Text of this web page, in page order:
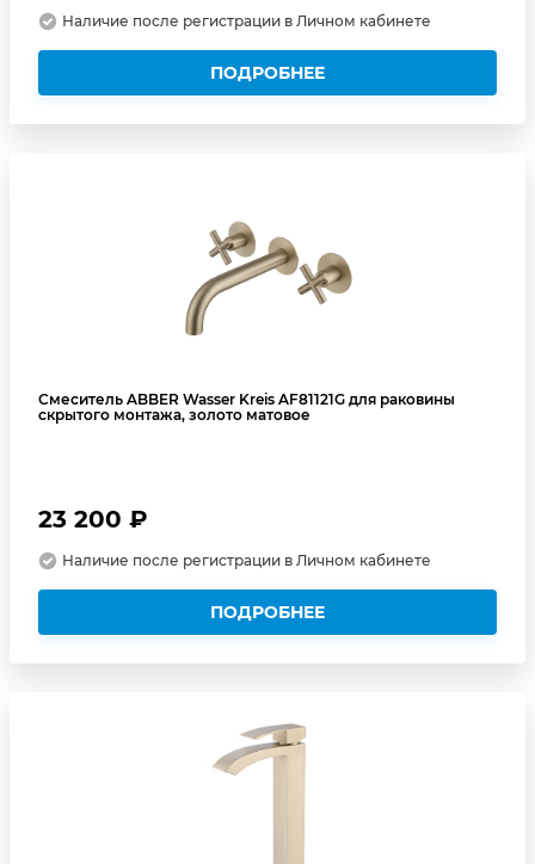
Наличие после регистрации в Личном кабинете
ПОДРОБНЕЕ
Смеситель ABBER Wasser Kreis AF81121G для раковины
скрытого монтажа, золото матовое
23 200 ₽
Наличие после регистрации в Личном кабинете
ПОДРОБНЕЕ